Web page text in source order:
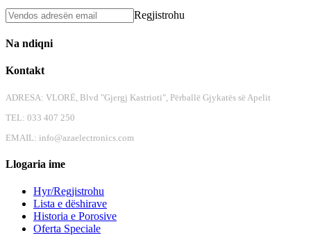
Regjistrohu
Na ndiqni
Kontakt
ADRESA: VLORË, Blvd "Gjergj Kastrioti", Përballë Gjykatës së Apelit
TEL: 033 407 250
EMAIL: info@azaelectronics.com
Llogaria ime
Hyr/Regjistrohu
Lista e dëshirave
Historia e Porosive
Oferta Speciale